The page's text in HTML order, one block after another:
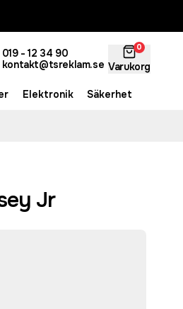
019 - 12 34 90
kontakt@tsreklam.se
0
Varukorg
Elektronik Säkerhet
Jr